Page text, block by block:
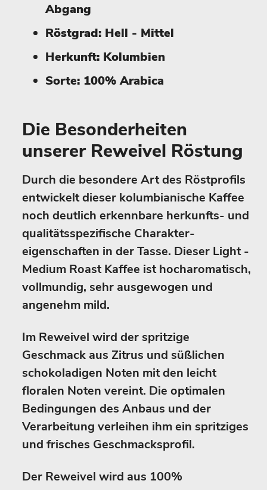
Abgang
Röstgrad: Hell - Mittel
Herkunft: Kolumbien
Sorte: 100% Arabica
Die Besonderheiten
unserer Reweivel Röstung
Durch die besondere Art des Röstprofils
entwickelt dieser kolumbianische Kaffee
noch deutlich erkennbare herkunfts- und
qualitätsspezifische Charakter­
eigenschaften in der Tasse. Dieser Light -
Medium Roast Kaffee ist hocharomatisch,
vollmundig, sehr ausgewogen und
angenehm mild.
Im Reweivel wird der spritzige
Geschmack aus Zitrus und süßlichen
schokoladigen Noten mit den leicht
floralen Noten vereint. Die optimalen
Bedingungen des Anbaus und der
Verarbeitung verleihen ihm ein spritziges
und frisches Geschmacksprofil.
Der Reweivel wird aus 100%